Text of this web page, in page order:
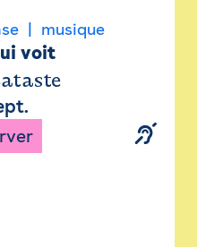
musique
voit